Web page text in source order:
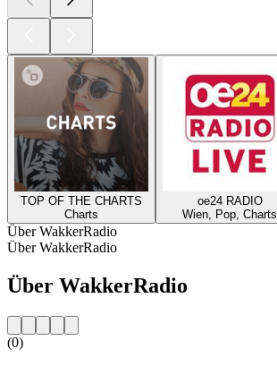
TOP OF THE CHARTS
Charts
oe24 RADIO
Wien, Pop, Charts
Über WakkerRadio
Über WakkerRadio
Über WakkerRadio
(0)